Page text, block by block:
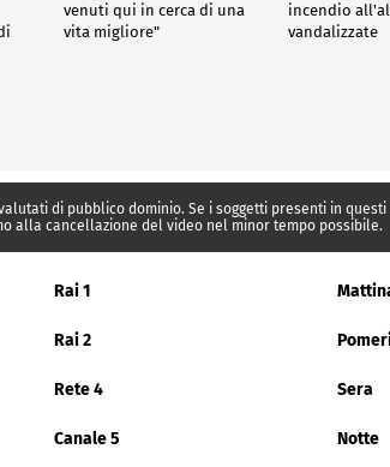
venuti qui in cerca di una
vita migliore"
incendio
vandalizzate
di pubblico dominio. Se i soggetti presenti in
alla cancellazione del video nel minor tempo possibile.
Rai 1
Rai 2
Rete 4 Sera
Canale 5 Notte